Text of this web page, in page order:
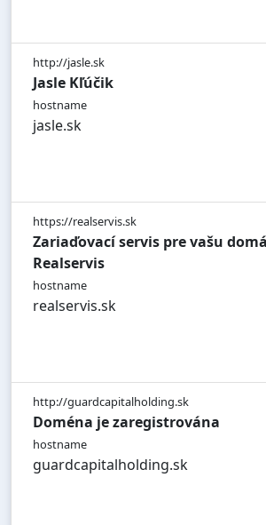
http://jasle.sk
Jasle Kľúčik
hostname
jasle.sk
https://realservis.sk
Zariaďovací servis pre vašu
Realservis
hostname
realservis.sk
http://guardcapitalholding.sk
Doména je zaregistrována
hostname
guardcapitalholding.sk